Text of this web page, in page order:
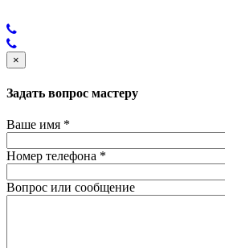
×
Задать вопрос мастеру
Ваше имя *
Номер телефона *
Вопрос или сообщение